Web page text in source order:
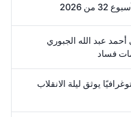
عبد الله الجبوري
فساد
يوثق ليلة الانقلاب